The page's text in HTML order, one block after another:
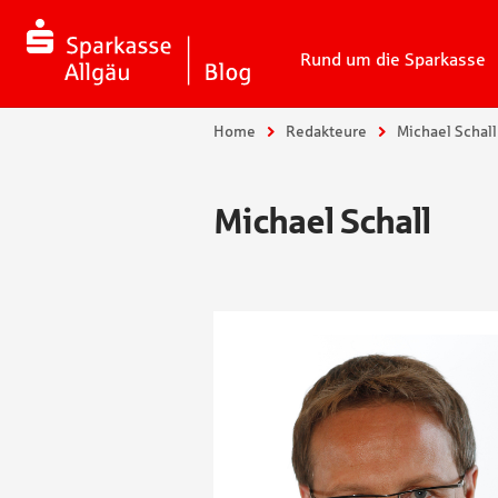
Rund um die Sparkasse
Home Redakteure Michael Schall
Michael Schall